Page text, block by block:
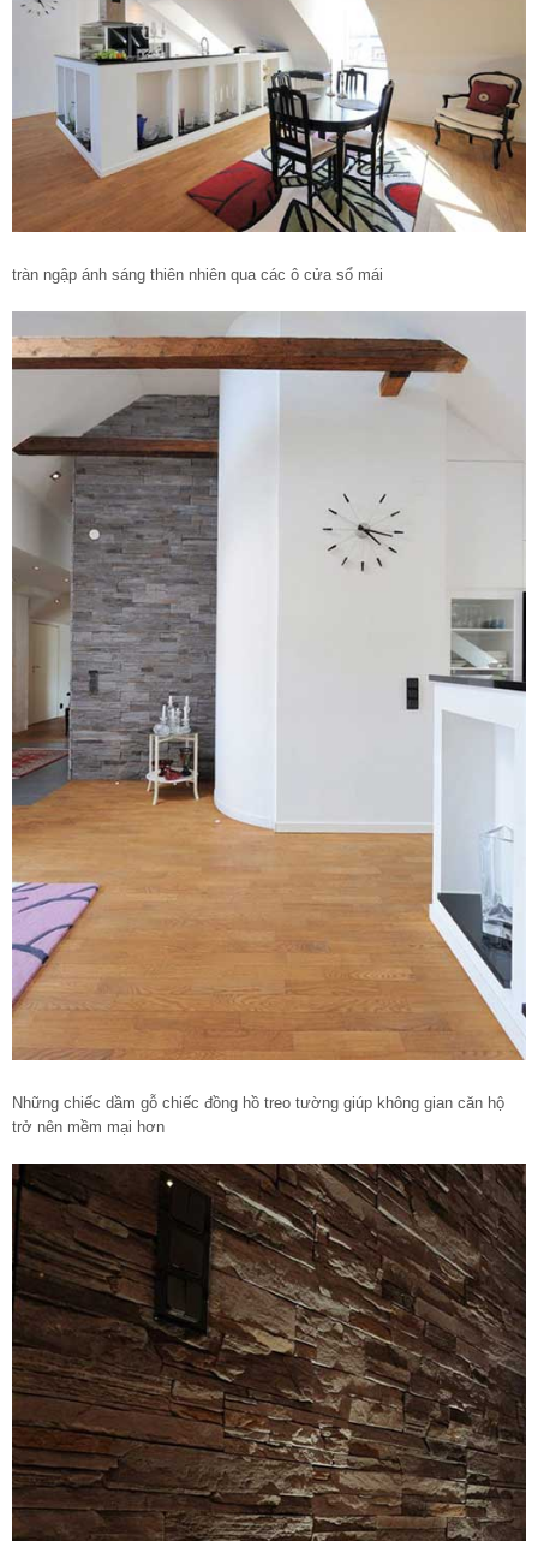
tràn ngập ánh sáng thiên nhiên qua các ô cửa sổ mái
Những chiếc dầm gỗ chiếc đồng hồ treo tường giúp không gian căn hộ
trở nên mềm mại hơn